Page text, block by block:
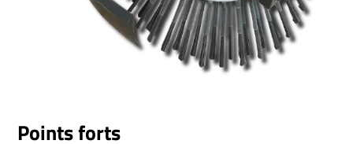
Points forts